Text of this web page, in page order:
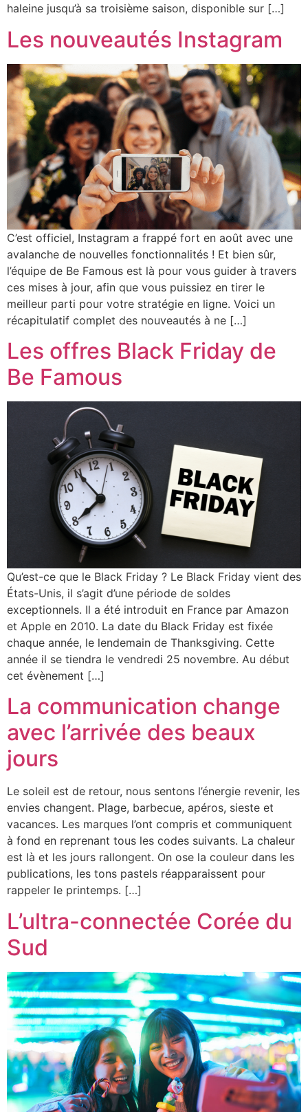
haleine jusqu’à sa troisième saison, disponible sur […]
Les nouveautés Instagram
C’est officiel, Instagram a frappé fort en août avec une
avalanche de nouvelles fonctionnalités ! Et bien sûr,
l’équipe de Be Famous est là pour vous guider à travers
ces mises à jour, afin que vous puissiez en tirer le
meilleur parti pour votre stratégie en ligne. Voici un
récapitulatif complet des nouveautés à ne […]
Les offres Black Friday de
Be Famous
Qu’est-ce que le Black Friday ? Le Black Friday vient des
États-Unis, il s’agit d’une période de soldes
exceptionnels. Il a été introduit en France par Amazon
et Apple en 2010. La date du Black Friday est fixée
chaque année, le lendemain de Thanksgiving. Cette
année il se tiendra le vendredi 25 novembre. Au début
cet évènement […]
La communication change
avec l’arrivée des beaux
jours
Le soleil est de retour, nous sentons l’énergie revenir, les
envies changent. Plage, barbecue, apéros, sieste et
vacances. Les marques l’ont compris et communiquent
à fond en reprenant tous les codes suivants. La chaleur
est là et les jours rallongent. On ose la couleur dans les
publications, les tons pastels réapparaissent pour
rappeler le printemps. […]
L’ultra-connectée Corée du
Sud